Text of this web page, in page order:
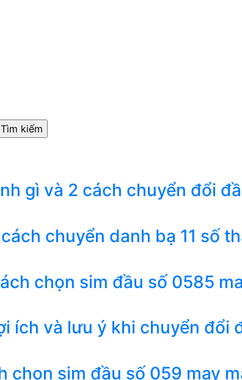
gì và 2 cách chuyển đổi
chuyển danh bạ 11 số
chọn sim đầu số 0585
ích và lưu ý khi chuyển đổi
chọn sim đầu số 059 may